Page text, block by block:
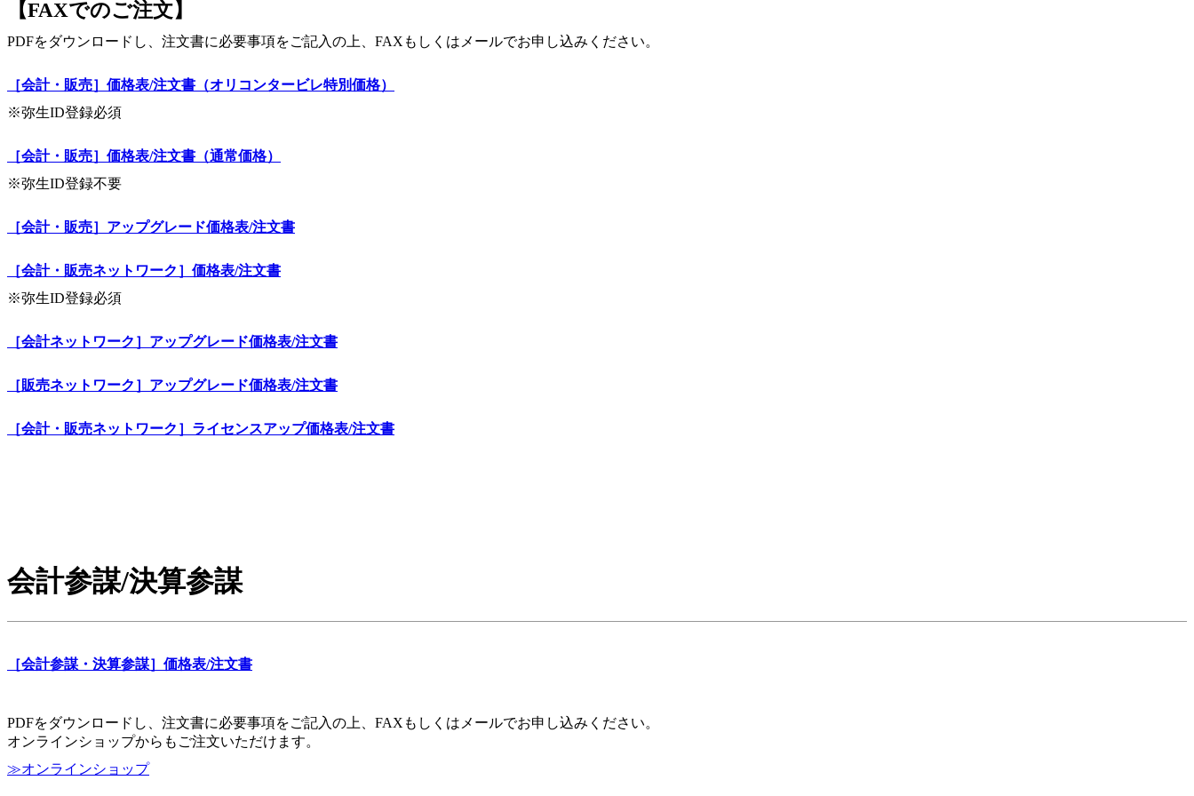
【FAXでのご注文】
PDFをダウンロードし、注文書に必要事項をご記入の上、FAXもしくはメールでお申し込みください。
［会計・販売］価格表/注文書（オリコンタービレ特別価格）
※弥生ID登録必須
［会計・販売］価格表/注文書（通常価格）
※弥生ID登録不要
［会計・販売］アップグレード価格表/注文書
［会計・販売ネットワーク］価格表/注文書
※弥生ID登録必須
［会計ネットワーク］アップグレード価格表/注文書
［販売ネットワーク］アップグレード価格表/注文書
［会計・販売ネットワーク］ライセンスアップ価格表/注文書
会計参謀/決算参謀
［会計参謀・決算参謀］価格表/注文書
PDFをダウンロードし、注文書に必要事項をご記入の上、FAXもしくはメールでお申し込みください。
オンラインショップからもご注文いただけます。
≫オンラインショップ